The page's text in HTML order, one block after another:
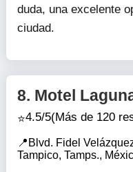
duda, una excelente
ciudad.
8. Motel
4.5/5(Más de 120
Blvd. Fidel
Tampico, Tamps.,